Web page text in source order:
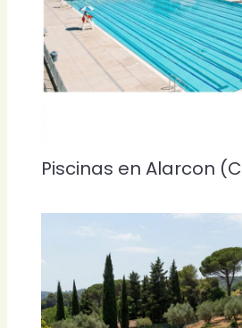
Piscinas en Alarcon